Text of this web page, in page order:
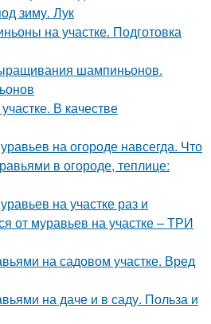
зиму. Лук
на участке. Подготовка
шампиньонов.
В качестве
на огороде навсегда. Что
в огороде, теплице:
на участке раз и
от муравьев на участке – ТРИ
на садовом участке. Вред
на даче и в саду. Польза и